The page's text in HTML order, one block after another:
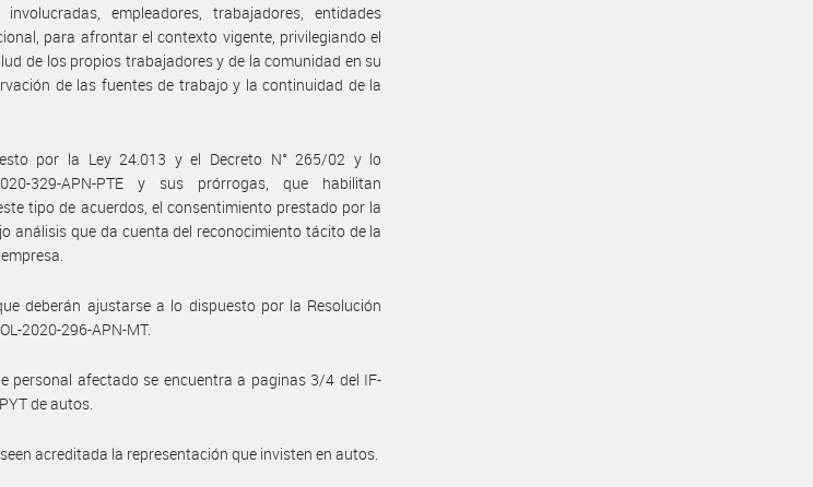
empleadores, trabajadores, entidades
para afrontar el contexto vigente, privilegiando el
de los propios trabajadores y de la comunidad en su
de las fuentes de trabajo y la continuidad de la
por la Ley 24.013 y el Decreto N° 265/02 y lo
329-APN-PTE y sus prórrogas, que habilitan
tipo de acuerdos, el consentimiento prestado por la
análisis que da cuenta del reconocimiento tácito de la
deberán ajustarse a lo dispuesto por la Resolución
2020-296-APN-MT.
personal afectado se encuentra a paginas 3/4 del IF-
de autos.
acreditada la representación que invisten en autos.